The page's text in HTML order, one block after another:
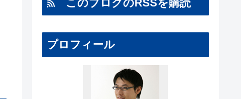
このブログのRSSを購読
プロフィール